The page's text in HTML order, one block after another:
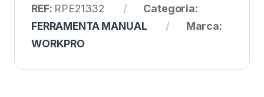
REF: RPE21332
Categoria:
FERRAMENTA MANUAL
Marca:
WORKPRO